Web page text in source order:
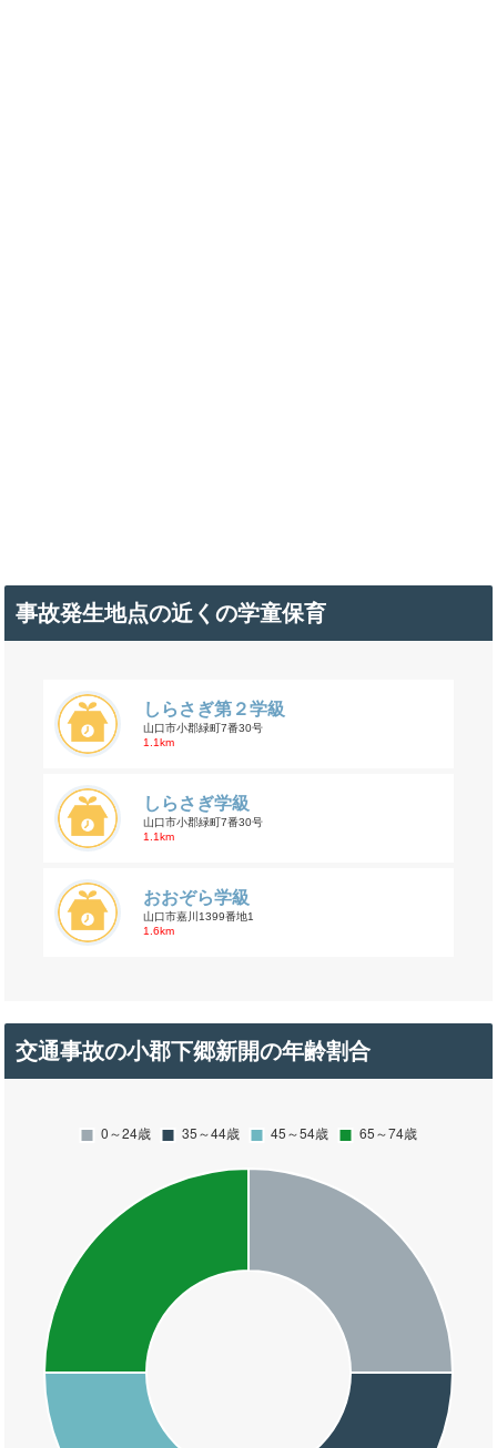
事故発生地点の近くの学童保育
しらさぎ第２学級
山口市小郡緑町7番30号
1.1km
しらさぎ学級
山口市小郡緑町7番30号
1.1km
おおぞら学級
山口市嘉川1399番地1
1.6km
交通事故の小郡下郷新開の年齢割合